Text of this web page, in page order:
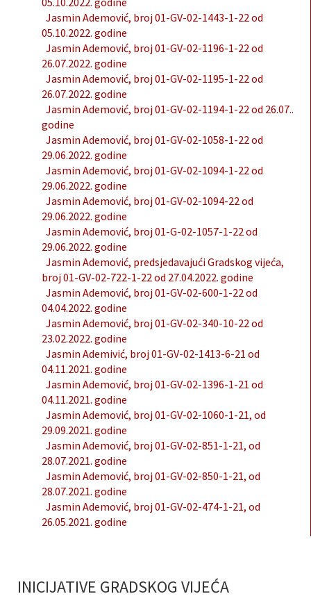
Jasmin Ademović, broj 01-GV-02-1443-1-22 od
05.10.2022. godine
Jasmin Ademović, broj 01-GV-02-1196-1-22 od
26.07.2022. godine
Jasmin Ademović, broj 01-GV-02-1195-1-22 od
26.07.2022. godine
Jasmin Ademović, broj 01-GV-02-1194-1-22 od 26.07..
godine
Jasmin Ademović, broj 01-GV-02-1058-1-22 od
29.06.2022. godine
Jasmin Ademović, broj 01-GV-02-1094-1-22 od
29.06.2022. godine
Jasmin Ademović, broj 01-GV-02-1094-22 od
29.06.2022. godine
Jasmin Ademović, broj 01-G-02-1057-1-22 od
29.06.2022. godine
Jasmin Ademović, predsjedavajući Gradskog vijeća,
broj 01-GV-02-722-1-22 od 27.04.2022. godine
Jasmin Ademović, broj 01-GV-02-600-1-22 od
04.04.2022. godine
Jasmin Ademović, broj 01-GV-02-340-10-22 od
23.02.2022. godine
Jasmin Ademivić, broj 01-GV-02-1413-6-21 od
04.11.2021. godine
Jasmin Ademović, broj 01-GV-02-1396-1-21 od
04.11.2021. godine
Jasmin Ademović, broj 01-GV-02-1060-1-21, od
29.09.2021. godine
Jasmin Ademović, broj 01-GV-02-851-1-21, od
28.07.2021. godine
Jasmin Ademović, broj 01-GV-02-850-1-21, od
28.07.2021. godine
Jasmin Ademović, broj 01-GV-02-474-1-21, od
26.05.2021. godine
INICIJATIVE GRADSKOG VIJEĆA